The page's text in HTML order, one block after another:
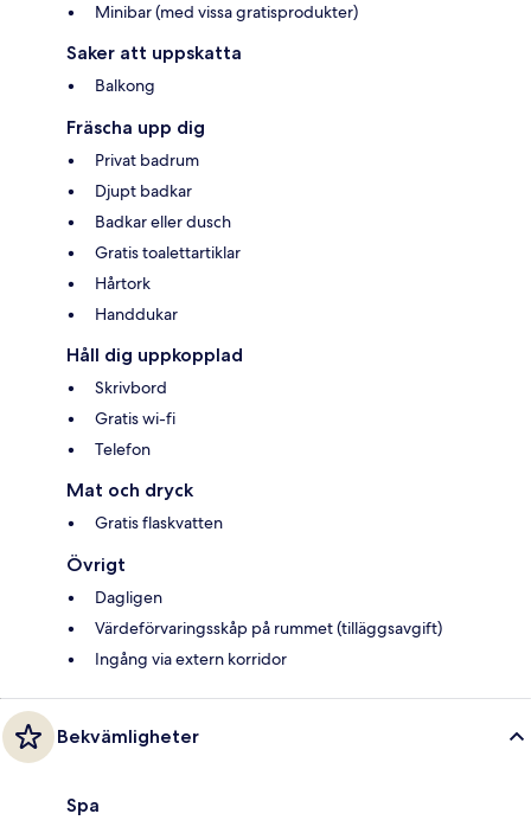
Minibar (med vissa gratisprodukter)
Saker att uppskatta
Balkong
Fräscha upp dig
Privat badrum
Djupt badkar
Badkar eller dusch
Gratis toalettartiklar
Hårtork
Handdukar
Håll dig uppkopplad
Skrivbord
Gratis wi-fi
Telefon
Mat och dryck
Gratis flaskvatten
Övrigt
Dagligen
Värdeförvaringsskåp på rummet (tilläggsavgift)
Ingång via extern korridor
Bekvämligheter
Spa